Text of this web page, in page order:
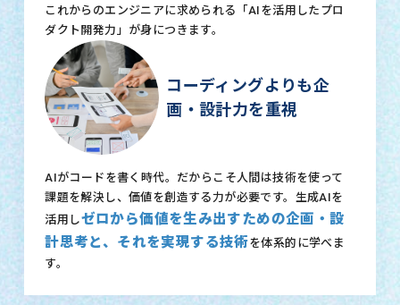
これからのエンジニアに求められる「AIを活用したプロ
ダクト開発力」が身につきます。
コーディングよりも企
画・設計力を重視
AIがコードを書く時代。だからこそ人間は技術を使って
課題を解決し、価値を創造する力が必要です。生成AIを
活用しゼロから価値を生み出すための企画・設
計思考と、それを実現する技術を体系的に学べま
す。